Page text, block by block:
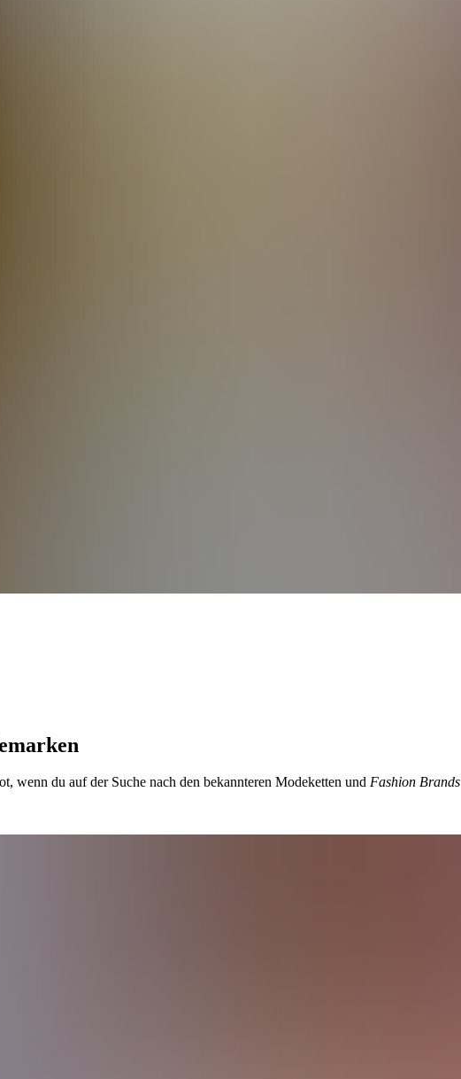
wenn du auf der Suche nach den bekannteren Modeketten und Fashion Brands